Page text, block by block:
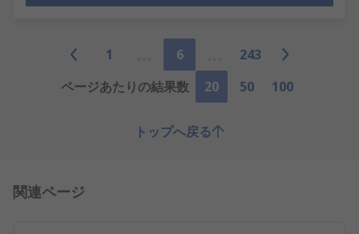
1 6
243
ページあたりの結果数
20 50 100
トップへ戻る
関連ページ